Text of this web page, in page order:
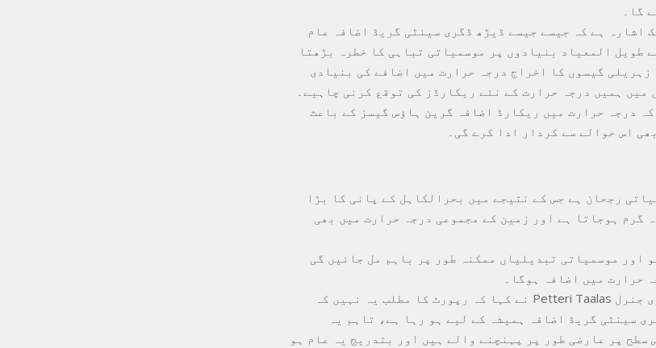
گا۔
اشارہ ہے کہ جیسے جیسے ڈیڑھ ڈگری سینٹی گریڈ اضافہ عام
طویل المعیاد بنیادوں پر موسمیاتی تباہی کا خطرہ بڑھتا
گیسوں کا اخراج درجہ حرارت میں اضافے کی بنیادی
درجہ حرارت میں ریکارڈ اضافہ گرین ہاؤس گیسز کے باعث
اس حوالے سے کردار ادا کرے گی۔
رجحان ہے جس کے نتیجے میں بحرالکاہل کے پانی کا بڑا
گرم ہوجاتا ہے اور زمین کے مجموعی درجہ حرارت میں بھی
اور موسمیاتی تبدیلیاں ممکنہ طور پر باہم مل جائیں گی
حرارت میں اضافہ ہوگا۔
ڈبلیو ایم او کے سیکرٹری جنرل Petteri Taalas نے کہا کہ رپورٹ کا مطلب یہ نہیں کہ
سینٹی گریڈ اضافہ ہمیشہ کے لیے ہو رہا ہے، تاہم یہ
سطح پر عارضی طور پر پہنچنے والے ہیں اور بتدریج یہ عام ہو